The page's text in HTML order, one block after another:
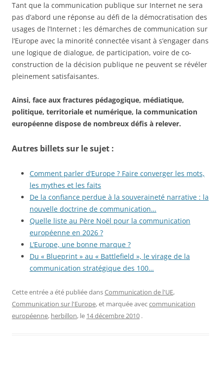
Tant que la communication publique sur Internet ne sera
pas d’abord une réponse au défi de la démocratisation des
usages de l’Internet ; les démarches de communication sur
l’Europe avec la minorité connectée visant à s’engager dans
une logique de dialogue, de participation, voire de co-
construction de la décision publique ne peuvent se révéler
pleinement satisfaisantes.
Ainsi, face aux fractures pédagogique, médiatique,
politique, territoriale et numérique, la communication
européenne dispose de nombreux défis à relever.
Autres billets sur le sujet :
Comment parler d’Europe ? Faire converger les mots,
les mythes et les faits
De la confiance perdue à la souveraineté narrative : la
nouvelle doctrine de communication…
Quelle liste au Père Noël pour la communication
européenne en 2026 ?
L’Europe, une bonne marque ?
Du « Blueprint » au « Battlefield », le virage de la
communication stratégique des 100…
Cette entrée a été publiée dansCommunication de l'UE,
Communication sur l'Europe, et marquée aveccommunication
européenne, herbillon, le 14 décembre 2010 .